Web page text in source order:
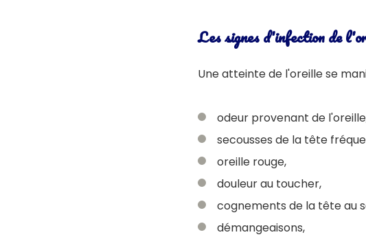
Les signes d'infection de
Une atteinte de l'oreille se
odeur provenant de
secousses de la tête
oreille rouge,
douleur au toucher,
cognements de la tête au
démangeaisons,